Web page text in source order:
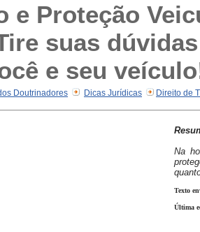
e Proteção
suas
e seu
Doutrinadores Dicas Jurídicas Direito de
Na
Texto
Última